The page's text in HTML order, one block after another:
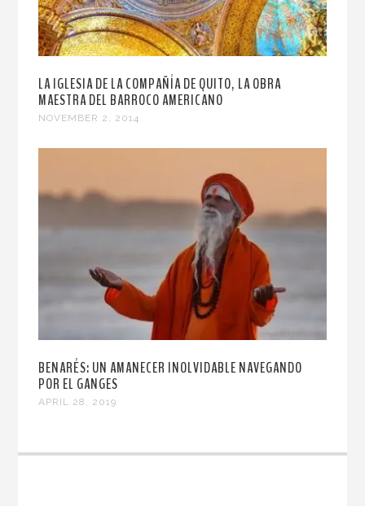
LA IGLESIA DE LA COMPAÑÍA DE QUITO, LA OBRA
MAESTRA DEL BARROCO AMERICANO
NOVEMBER 2, 2014
BENARÉS: UN AMANECER INOLVIDABLE NAVEGANDO
POR EL GANGES
APRIL 28, 2019